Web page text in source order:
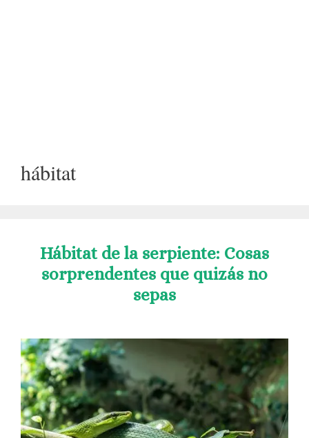
hábitat
Hábitat de la serpiente: Cosas
sorprendentes que quizás no
sepas